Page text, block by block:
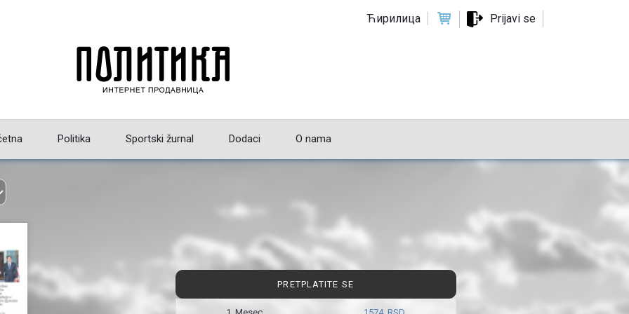
Ћирилица Prijavi se
Politika Sportski žurnal Dodaci O nama
PRETPLATITE SE